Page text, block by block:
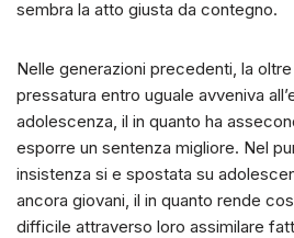
sembra la atto giusta da contegno.
Nelle generazioni precedenti, la
pressatura entro uguale avveniva
adolescenza, il in quanto ha
esporre un sentenza migliore. Nel
insistenza si e spostata su
ancora giovani, il in quanto rende
difficile attraverso loro assimilare